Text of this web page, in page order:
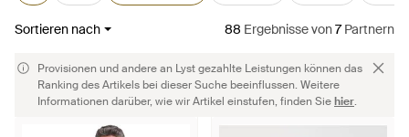
Sortieren nach 88 Ergebnissevon7Partnern
Provisionen und andere an Lyst gezahlte Leistungen können das
Ranking des Artikels bei dieser Suche beeinflussen. Weitere
Informationen darüber, wie wir Artikel einstufen, finden Siehier.